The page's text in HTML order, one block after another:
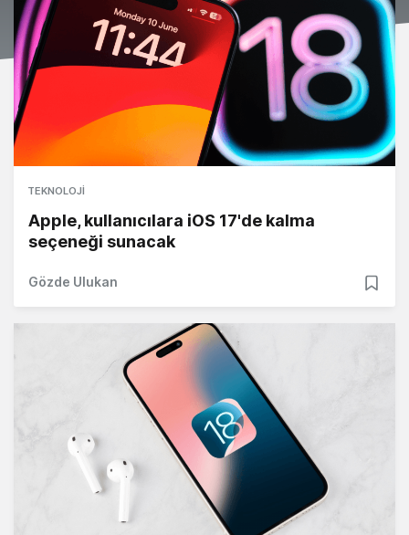
TEKNOLOJI
Apple, kullanıcılara iOS 17'de kalma
seçeneği sunacak
Gözde Ulukan